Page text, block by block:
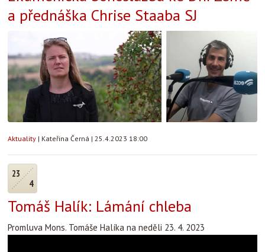
a přednáška Chrise Staaba SJ
Aktuality | Kateřina Černá | 25.4.2023 18:00
23
4
Tomáš Halík: Lámání chleba
Promluva Mons. Tomáše Halíka na neděli 23. 4. 2023